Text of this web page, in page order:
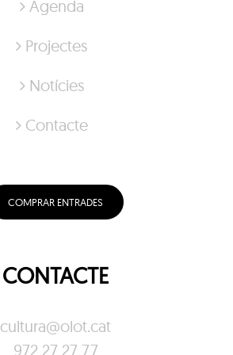
Agenda
Projectes
Notícies
Contacte
COMPRAR ENTRADES
CONTACTE
cultura@olot.cat
972 27 27 77